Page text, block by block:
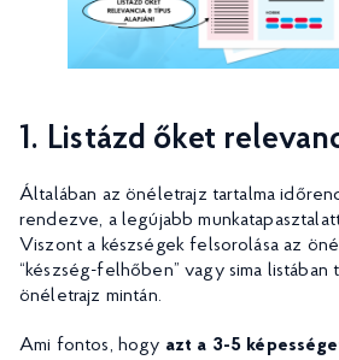
1. Listázd őket
Általában az önéletrajz tartalma
rendezve, a legújabb
Viszont a készségek felsorolása az
“készség-felhőben” vagy sima
önéletrajz mintán.
Ami fontos, hogy azt a 3-5